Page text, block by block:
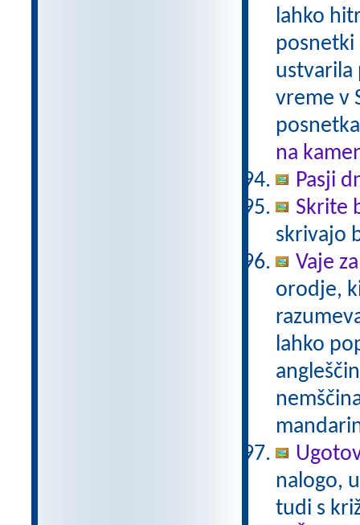
lahko
posnetki
ustvarila
vreme v
na
Pasji
Skrite
skrivajo
Vaje
orodje,
lahko
nalogo,
tudi s